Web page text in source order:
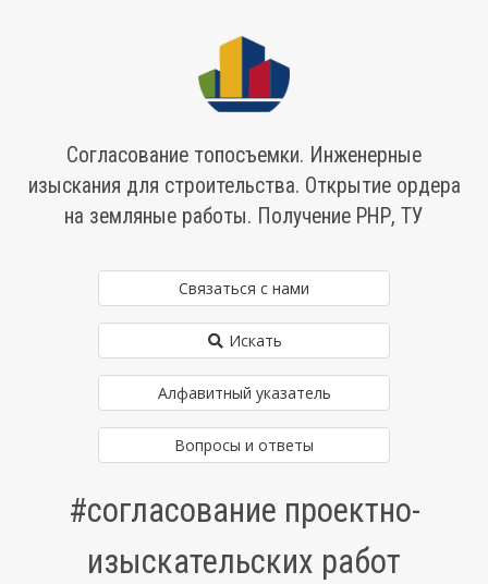
Согласование топосъемки. Инженерные
изыскания для строительства. Открытие ордера
на земляные работы. Получение РНР, ТУ
Связаться с нами
Искать
Алфавитный указатель
Вопросы и ответы
#согласование проектно-
изыскательских работ